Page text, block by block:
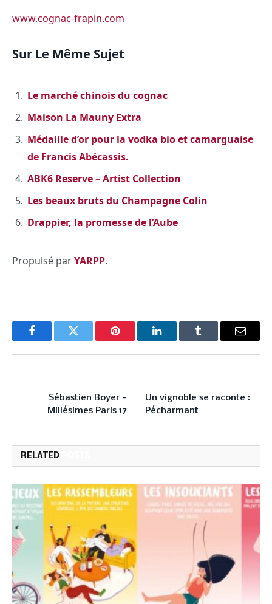
www.cognac-frapin.com
Sur Le Même Sujet
Le marché chinois du cognac
Maison La Mauny Extra
Médaille d’or pour la vodka bio et camarguaise
de Francis Abécassis.
ABK6 Reserve – Artist Collection
Les beaux bruts du Champagne Colin
Drappier, la promesse de l’Aube
Propulsé parYARPP.
FacebookTwitter Pinterest LinkedInTumblr Email
Sébastien Boyer –
Millésimes Paris 17
Un vignoble se raconte :
Pécharmant
RELATED